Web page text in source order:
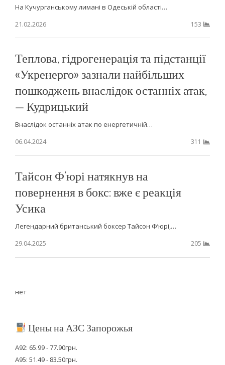
На Кучурганському лимані в Одеській області…
21.02.2026
153
Теплова, гідрогенерація та підстанції
«Укренерго» зазнали найбільших
пошкоджень внаслідок останніх атак,
— Кудрицький
Внаслідок останніх атак по енергетичній…
06.04.2024
311
Тайсон Ф’юрі натякнув на
повернення в бокс: вже є реакція
Усика
Легендарний британський боксер Тайсон Ф’юрі,…
29.04.2025
205
нет
Цены на АЗС Запорожья
А92: 65.99 - 77.90грн.
А95: 51.49 - 83.50грн.